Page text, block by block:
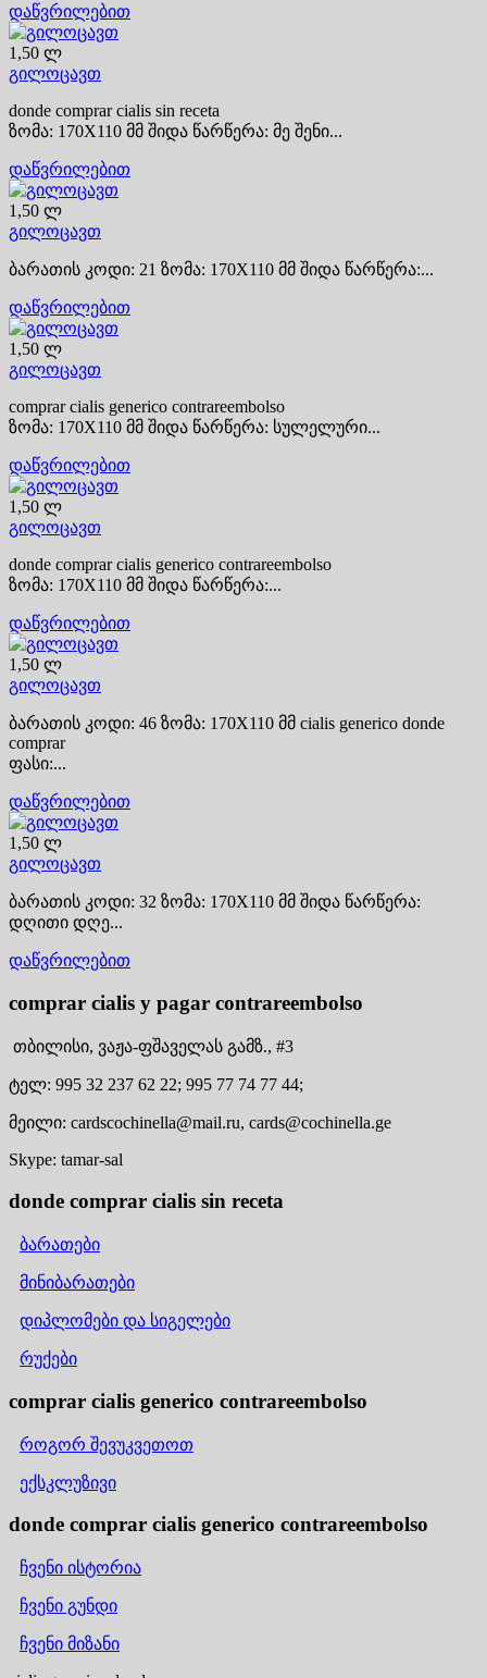
დაწვრილებით
1,50 ლ
გილოცავთ
donde comprar cialis sin receta
ზომა: 170X110 მმ შიდა წარწერა: მე შენი...
დაწვრილებით
1,50 ლ
გილოცავთ
ბარათის კოდი: 21 ზომა: 170X110 მმ შიდა წარწერა:...
დაწვრილებით
1,50 ლ
გილოცავთ
comprar cialis generico contrareembolso
ზომა: 170X110 მმ შიდა წარწერა: სულელური...
დაწვრილებით
1,50 ლ
გილოცავთ
donde comprar cialis generico contrareembolso
ზომა: 170X110 მმ შიდა წარწერა:...
დაწვრილებით
1,50 ლ
გილოცავთ
ბარათის კოდი: 46 ზომა: 170X110 მმ cialis generico donde
comprar
ფასი:...
დაწვრილებით
1,50 ლ
გილოცავთ
ბარათის კოდი: 32 ზომა: 170X110 მმ შიდა წარწერა:
დღითი დღე...
დაწვრილებით
comprar cialis y pagar contrareembolso
თბილისი, ვაჟა-ფშაველას გამზ., #3
ტელ: 995 32 237 62 22; 995 77 74 77 44;
მეილი: cardscochinella@mail.ru, cards@cochinella.ge
Skype: tamar-sal
donde comprar cialis sin receta
ბარათები
მინიბარათები
დიპლომები და სიგელები
რუქები
comprar cialis generico contrareembolso
როგორ შევუკვეთოთ
ექსკლუზივი
donde comprar cialis generico contrareembolso
ჩვენი ისტორია
ჩვენი გუნდი
ჩვენი მიზანი